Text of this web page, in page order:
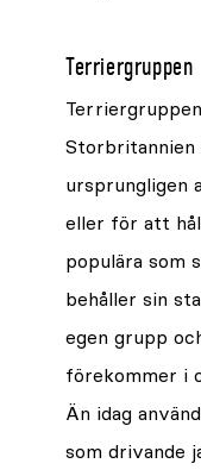
Terriergruppen
Storbritannien
ursprungligen
eller för att
populära som
behåller sin
egen grupp
förekommer i
Än idag
som drivande